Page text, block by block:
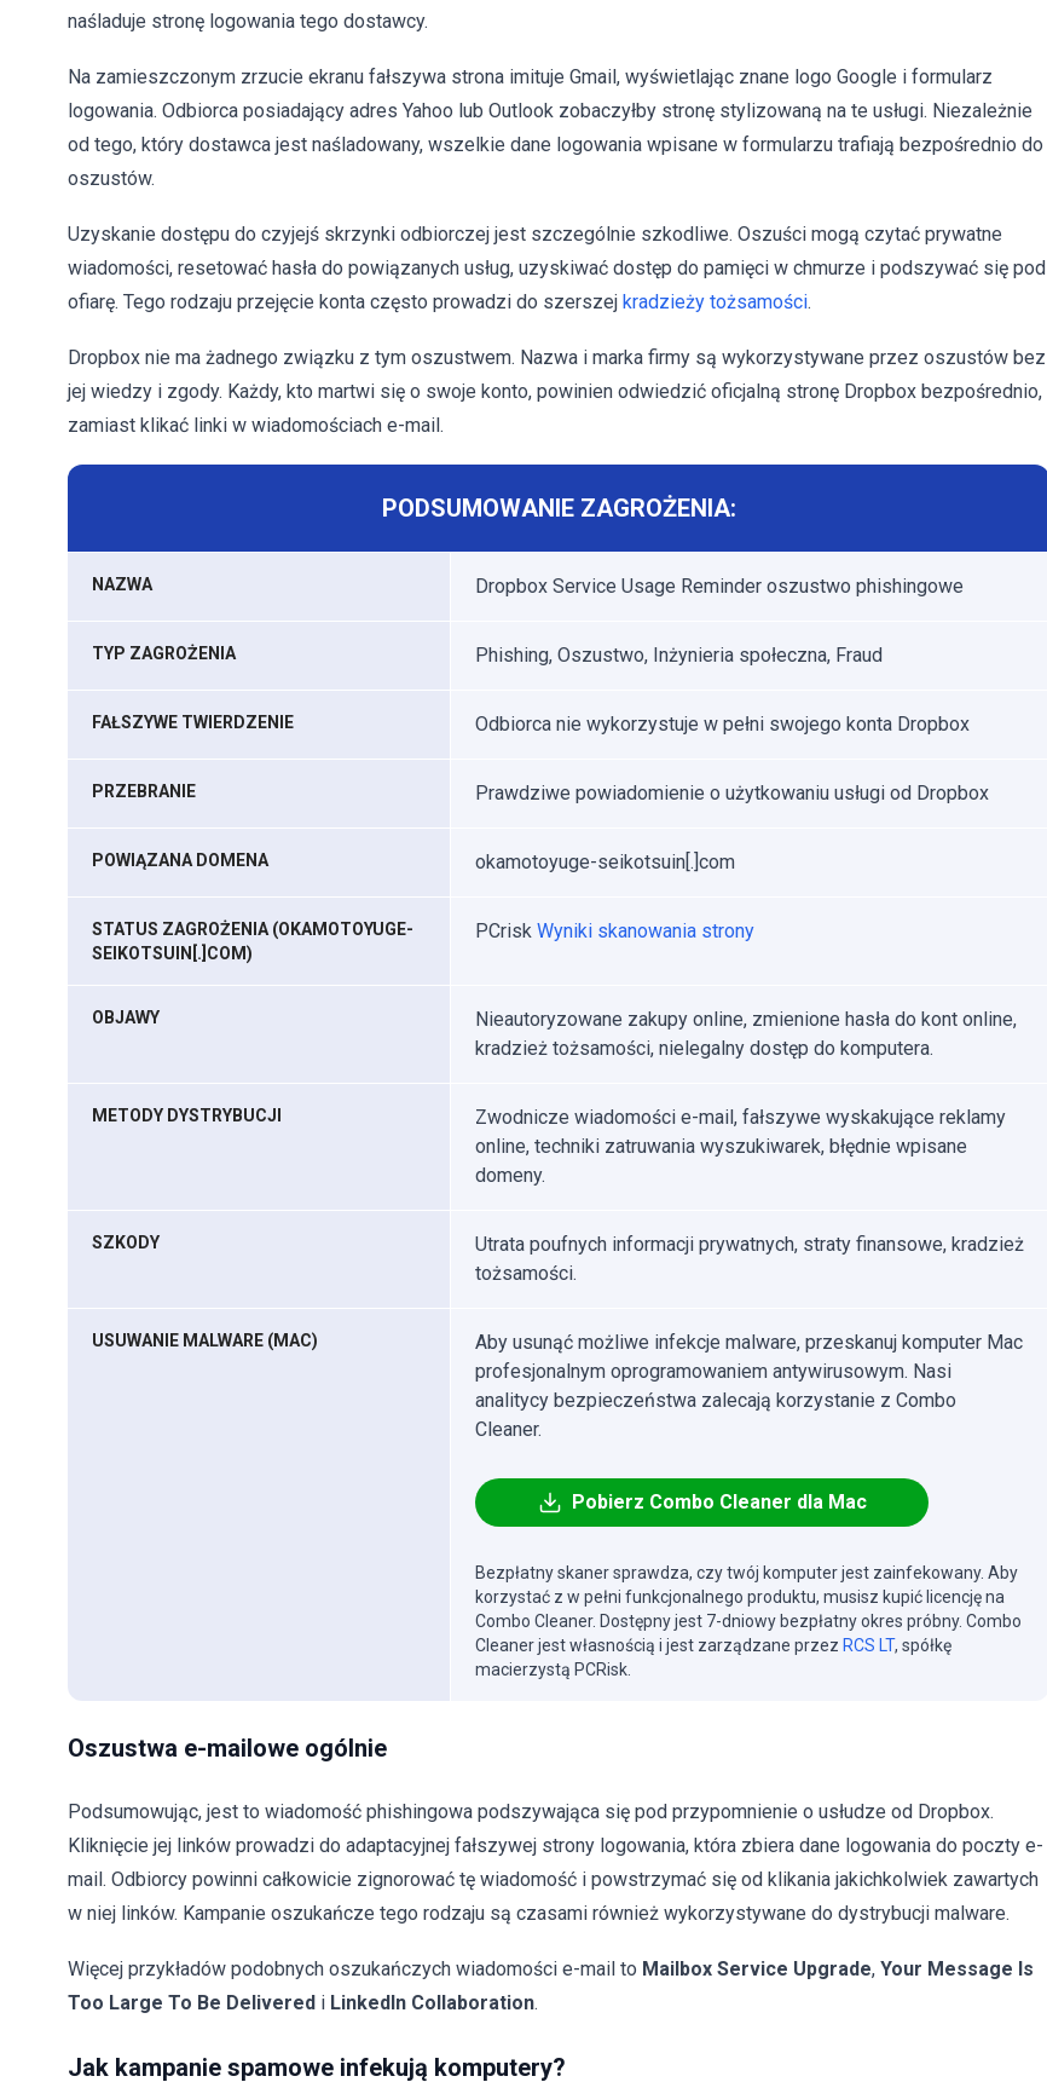
naśladuje stronę logowania tego dostawcy.
Na zamieszczonym zrzucie ekranu fałszywa strona imituje Gmail, wyświetlając znane logo Google i formularz
logowania. Odbiorca posiadający adres Yahoo lub Outlook zobaczyłby stronę stylizowaną na te usługi. Niezależnie
od tego, który dostawca jest naśladowany, wszelkie dane logowania wpisane w formularzu trafiają bezpośrednio do
oszustów.
Uzyskanie dostępu do czyjejś skrzynki odbiorczej jest szczególnie szkodliwe. Oszuści mogą czytać prywatne
wiadomości, resetować hasła do powiązanych usług, uzyskiwać dostęp do pamięci w chmurze i podszywać się pod
ofiarę. Tego rodzaju przejęcie konta często prowadzi do szerszej kradzieży tożsamości.
Dropbox nie ma żadnego związku z tym oszustwem. Nazwa i marka firmy są wykorzystywane przez oszustów bez
jej wiedzy i zgody. Każdy, kto martwi się o swoje konto, powinien odwiedzić oficjalną stronę Dropbox bezpośrednio,
zamiast klikać linki w wiadomościach e-mail.
PODSUMOWANIE ZAGROŻENIA:
NAZWA Dropbox Service Usage Reminder oszustwo phishingowe
TYP ZAGROŻENIA Phishing, Oszustwo, Inżynieria społeczna, Fraud
FAŁSZYWE TWIERDZENIE Odbiorca nie wykorzystuje w pełni swojego konta Dropbox
PRZEBRANIE Prawdziwe powiadomienie o użytkowaniu usługi od Dropbox
POWIĄZANA DOMENA okamotoyuge-seikotsuin[.]com
STATUS ZAGROŻENIA (OKAMOTOYUGE-
SEIKOTSUIN[.]COM)
PCrisk Wyniki skanowania strony
OBJAWY
Nieautoryzowane zakupy online, zmienione hasła do kont online,
kradzież tożsamości, nielegalny dostęp do komputera.
METODY DYSTRYBUCJI
Zwodnicze wiadomości e-mail, fałszywe wyskakujące reklamy
online, techniki zatruwania wyszukiwarek, błędnie wpisane
domeny.
SZKODY
Utrata poufnych informacji prywatnych, straty finansowe, kradzież
tożsamości.
USUWANIE MALWARE (MAC)
Aby usunąć możliwe infekcje malware, przeskanuj komputer Mac
profesjonalnym oprogramowaniem antywirusowym. Nasi
analitycy bezpieczeństwa zalecają korzystanie z Combo
Cleaner.
Pobierz Combo Cleaner dla Mac
Bezpłatny skaner sprawdza, czy twój komputer jest zainfekowany. Aby
korzystać z w pełni funkcjonalnego produktu, musisz kupić licencję na
Combo Cleaner. Dostępny jest 7-dniowy bezpłatny okres próbny. Combo
Cleaner jest własnością i jest zarządzane przez RCS LT, spółkę
macierzystą PCRisk.
Oszustwa e-mailowe ogólnie
Podsumowując, jest to wiadomość phishingowa podszywająca się pod przypomnienie o usłudze od Dropbox.
Kliknięcie jej linków prowadzi do adaptacyjnej fałszywej strony logowania, która zbiera dane logowania do poczty e-
mail. Odbiorcy powinni całkowicie zignorować tę wiadomość i powstrzymać się od klikania jakichkolwiek zawartych
w niej linków. Kampanie oszukańcze tego rodzaju są czasami również wykorzystywane do dystrybucji malware.
Więcej przykładów podobnych oszukańczych wiadomości e-mail to Mailbox Service Upgrade, Your Message Is
Too Large To Be Delivered i LinkedIn Collaboration.
Jak kampanie spamowe infekują komputery?